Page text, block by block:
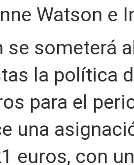
Watson e
se someterá
la política
para el
una
euros, con